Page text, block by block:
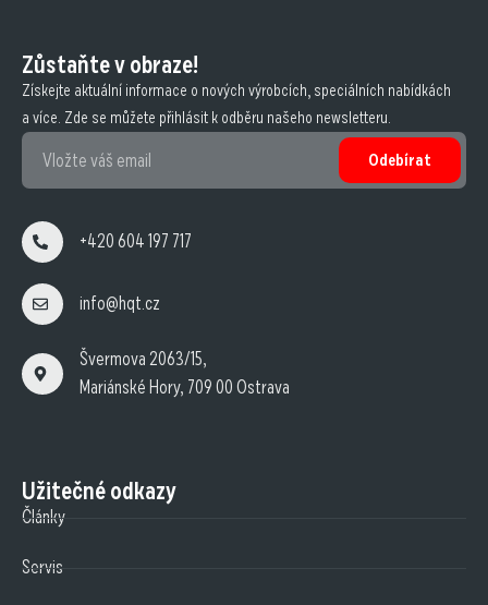
Zůstaňte v obraze!
Získejte aktuální informace o nových výrobcích, speciálních nabídkách
a více. Zde se můžete přihlásit k odběru našeho newsletteru.
Odebírat
+420 604 197 717
info@hqt.cz
Švermova 2063/15,
Mariánské Hory, 709 00 Ostrava
Užitečné odkazy
Články
Servis